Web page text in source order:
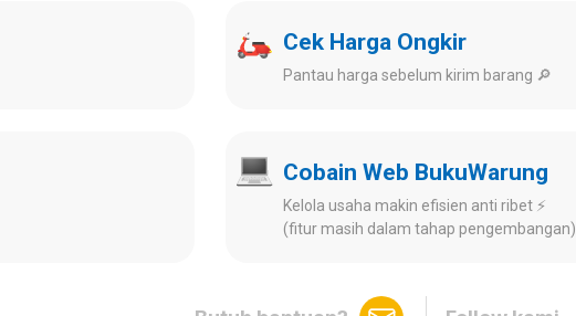
Cek Harga Ongkir
Pantau harga sebelum kirim barang 🔎
Cobain Web BukuWarung
Kelola usaha makin efisien anti ribet ⚡️
(fitur masih dalam tahap pengembangan)